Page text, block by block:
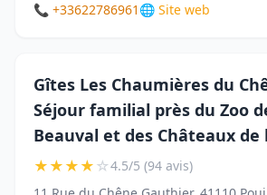
📞 +33622786961 🌐 Site web
Gîtes Les Chaumières du
Séjour familial près du Zoo
Beauval et des Châteaux de
★★★★☆4.5/5 (94 avis)